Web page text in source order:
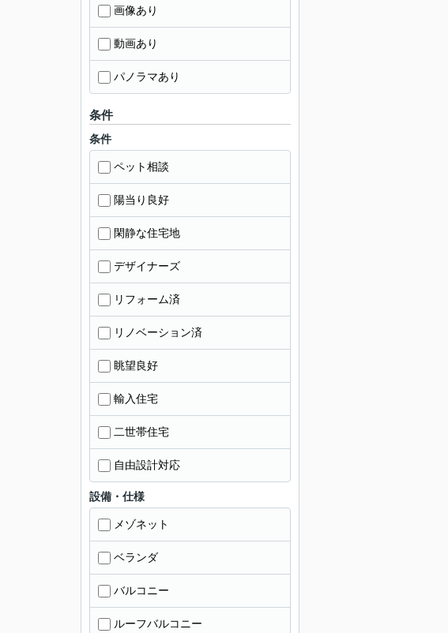
画像あり
動画あり
パノラマあり
条件
条件
ペット相談
陽当り良好
閑静な住宅地
デザイナーズ
リフォーム済
リノベーション済
眺望良好
輸入住宅
二世帯住宅
自由設計対応
設備・仕様
メゾネット
ベランダ
バルコニー
ルーフバルコニー